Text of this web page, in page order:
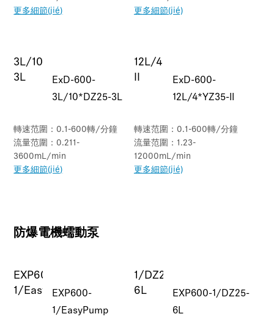
更多細節(jié)
更多細節(jié)
ExD-600-
3L/10*DZ25-3L
轉速范圍：0.1-600轉/分鐘
流量范圍：0.211-
3600mL/min
更多細節(jié)
ExD-600-
12L/4*YZ35-II
轉速范圍：0.1-600轉/分鐘
流量范圍：1.23-
12000mL/min
更多細節(jié)
防爆電機蠕動泵
EXP600-
1/EasyPump
EXP600-1/DZ25-
6L